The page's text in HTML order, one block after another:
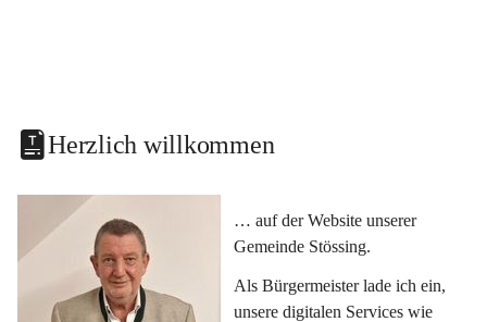
Herzlich willkommen
… auf der Website unserer
Gemeinde Stössing.
Als Bürgermeister lade ich ein,
unsere digitalen Services wie